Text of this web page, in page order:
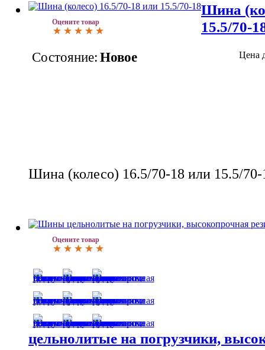
Оцените товар
Шина
15.5/70-
Состояние: Новое Цена
Шина (колесо) 16.5/70-18 или 15.5/70-
Оцените товар
цельнолитые на погрузчики,